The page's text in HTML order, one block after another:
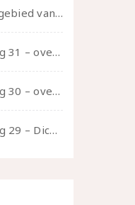
Ondersteuning op het gebied van consent en seksualiteit
Ongehoord – Aflevering 31 – over seks, professioneel en persoonlijk, een gesprek met Marije
Ongehoord – Aflevering 30 – over vertragen, consent en negatieve gevoelens met Meg-John Barker
Ongehoord – Aflevering 29 – Dicht op de Huid: Anita